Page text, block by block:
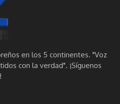
en los 5 continentes. "Voz
con la verdad". ¡Síguenos